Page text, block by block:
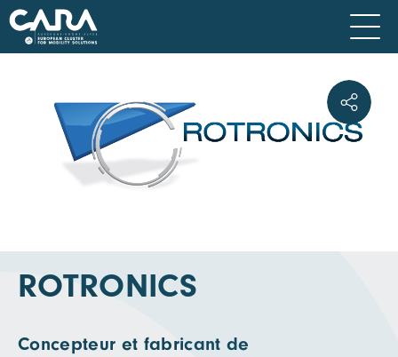
ROTRONICS
Concepteur et fabricant de